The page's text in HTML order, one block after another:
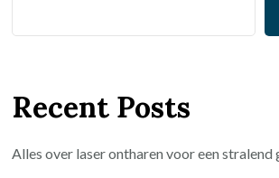
Recent Posts
Alles over laser ontharen voor een stralend